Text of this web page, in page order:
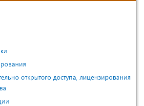
открытого доступа, лицензирования